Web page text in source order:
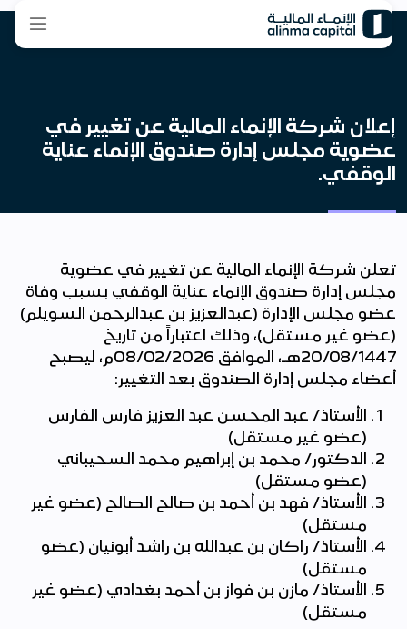
إعلان شركة الإنماء المالية عن تغيير في
عضوية مجلس إدارة صندوق الإنماء عناية
الوقفي.
تعلن شركة الإنماء المالية عن تغيير في عضوية
مجلس إدارة صندوق الإنماء عناية الوقفي بسبب وفاة
عضو مجلس الإدارة (عبدالعزيز بن عبدالرحمن السويلم)
(عضو غير مستقل)، وذلك اعتباراً من تاريخ
20/08/1447هـ، الموافق 08/02/2026م، ليصبح
أعضاء مجلس إدارة الصندوق بعد التغيير:
الأستاذ/ عبد المحسن عبد العزيز فارس الفارس
(عضو غير مستقل)
الدكتور/ محمد بن إبراهيم محمد السحيباني
(عضو مستقل)
الأستاذ/ فهد بن أحمد بن صالح الصالح (عضو غير
مستقل)
الأستاذ/ راكان بن عبدالله بن راشد أبونيان (عضو
مستقل)
الأستاذ/ مازن بن فواز بن أحمد بغدادي (عضو غير
مستقل)